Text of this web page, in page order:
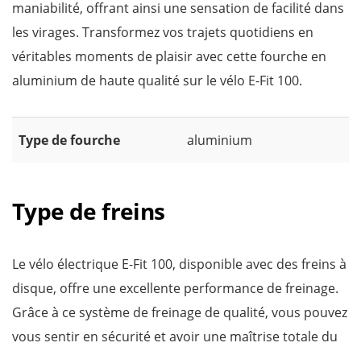
maniabilité, offrant ainsi une sensation de facilité dans
les virages. Transformez vos trajets quotidiens en
véritables moments de plaisir avec cette fourche en
aluminium de haute qualité sur le vélo E-Fit 100.
Type de fourche aluminium
Type de freins
Le vélo électrique E-Fit 100, disponible avec des freins à
disque, offre une excellente performance de freinage.
Grâce à ce système de freinage de qualité, vous pouvez
vous sentir en sécurité et avoir une maîtrise totale du